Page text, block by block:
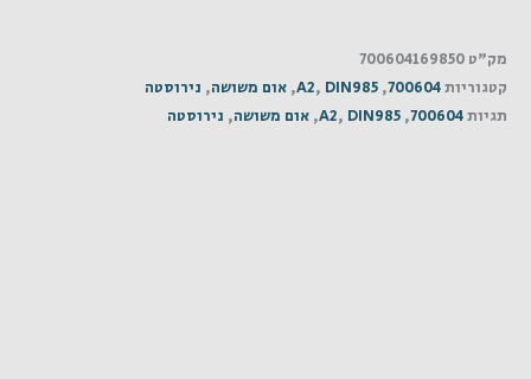
מק"ט 700604169850
קטגוריות700604
,
A2, DIN985
, אום משושה, נירוסטה
תגיות700604
,
A2, DIN985
, אום משושה, נירוסטה